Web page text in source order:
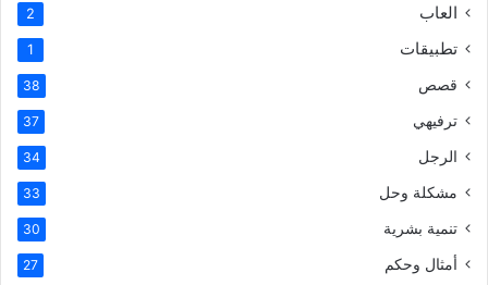
العاب 2
تطبيقات 1
قصص 38
ترفيهي 37
الرجل 34
مشكلة وحل 33
تنمية بشرية 30
أمثال وحكم 27